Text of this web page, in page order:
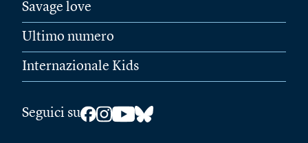
Savage love
Ultimo numero
Internazionale Kids
Seguici su